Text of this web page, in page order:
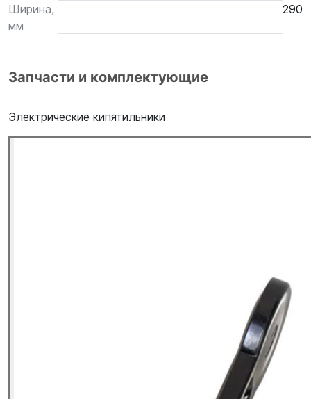
Ширина,
мм
290
Запчасти и комплектующие
Электрические кипятильники